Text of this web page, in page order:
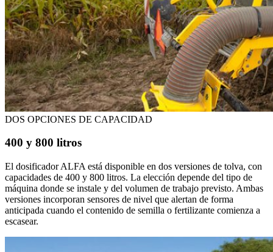
DOS OPCIONES DE CAPACIDAD
400 y 800 litros
El dosificador ALFA está disponible en dos versiones de tolva, con
capacidades de 400 y 800 litros. La elección depende del tipo de
máquina donde se instale y del volumen de trabajo previsto. Ambas
versiones incorporan sensores de nivel que alertan de forma
anticipada cuando el contenido de semilla o fertilizante comienza a
escasear.